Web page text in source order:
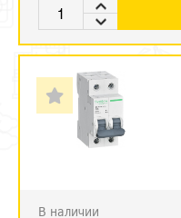
В наличии